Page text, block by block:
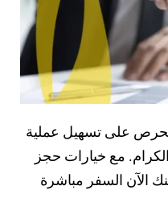
على تسهيل عملية
مع خيارات حجز
الآن السفر مباشرة